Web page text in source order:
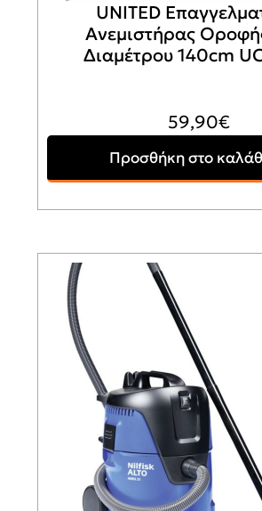
UNITED
Ανεμιστήρας
Διαμέτρου 140cm
59,90€
Προσθήκη στο